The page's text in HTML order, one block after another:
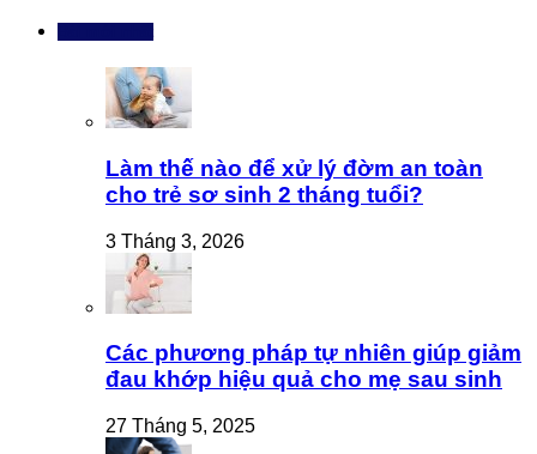
Làm thế nào để xử lý đờm an toàn
cho trẻ sơ sinh 2 tháng tuổi?
3 Tháng 3, 2026
Các phương pháp tự nhiên giúp giảm
đau khớp hiệu quả cho mẹ sau sinh
27 Tháng 5, 2025